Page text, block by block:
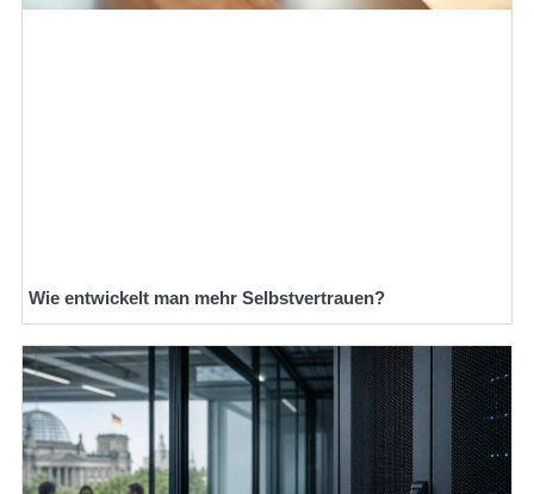
Wie entwickelt man mehr Selbstvertrauen?